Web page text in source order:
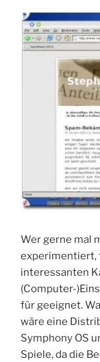
Wer gerne mal
experimentiert,
interessanten
(Computer-
für geeignet.
wäre eine
Symphony OS
Spiele, da die